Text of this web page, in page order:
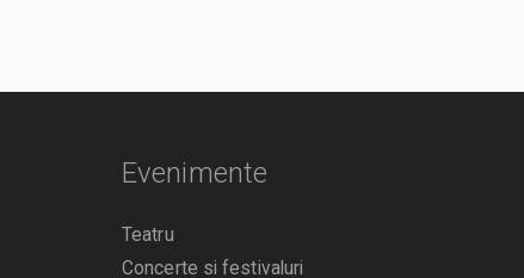
Evenimente
Teatru
Concerte si festivaluri